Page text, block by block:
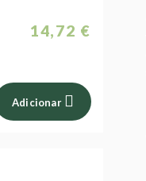
14,72 €
Adicionar